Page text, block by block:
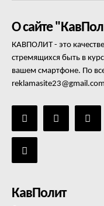
О сайте
КАВПОЛИТ - это
стремящихся быть в
вашем смартфоне. По
reklamasite23@gmail.com
КавПолит